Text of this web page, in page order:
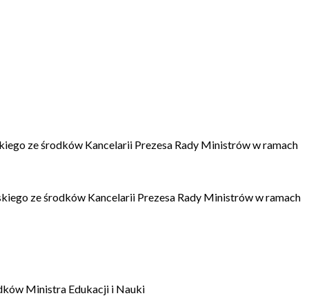
ze środków Kancelarii Prezesa Rady Ministrów w ramach
ze środków Kancelarii Prezesa Rady Ministrów w ramach
Ministra Edukacji i Nauki